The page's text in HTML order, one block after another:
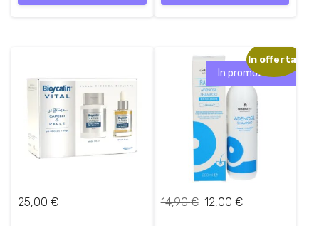
25,00 €
In promozione!
In offerta!
14,90€ I
12,00 €